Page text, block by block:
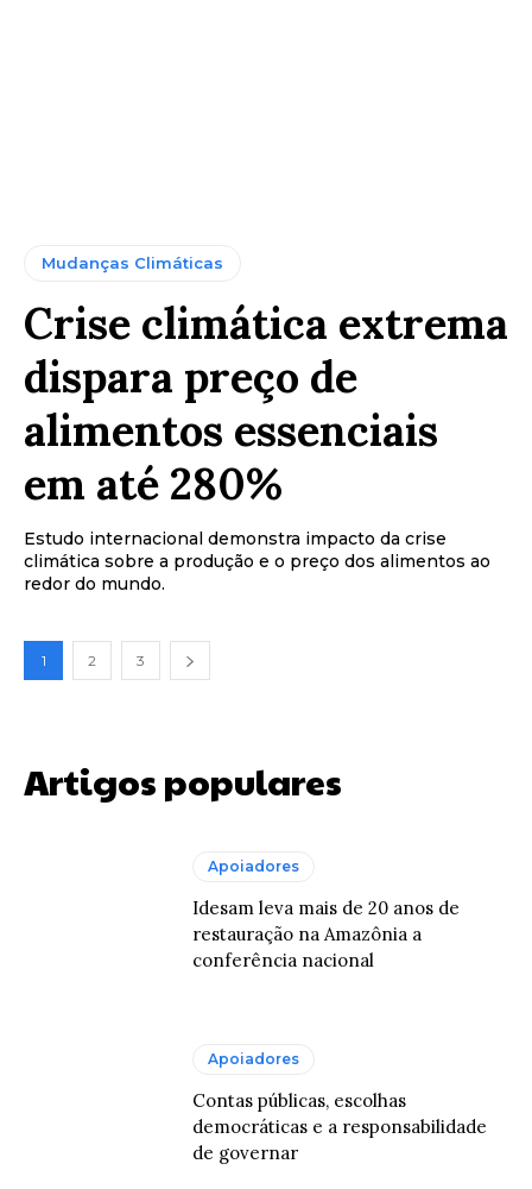
Mudanças Climáticas
Crise climática extrema
dispara preço de
alimentos essenciais
em até 280%
Estudo internacional demonstra impacto da crise
climática sobre a produção e o preço dos alimentos ao
redor do mundo.
1 2 3
Artigos populares
Apoiadores
Idesam leva mais de 20 anos de
restauração na Amazônia a
conferência nacional
Apoiadores
Contas públicas, escolhas
democráticas e a responsabilidade
de governar